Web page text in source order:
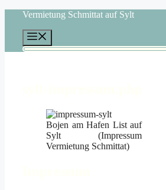
springen
Vermietung Schmittat auf Sylt
Bojen am Hafen List auf
Sylt (Impressum
Vermietung Schmittat)